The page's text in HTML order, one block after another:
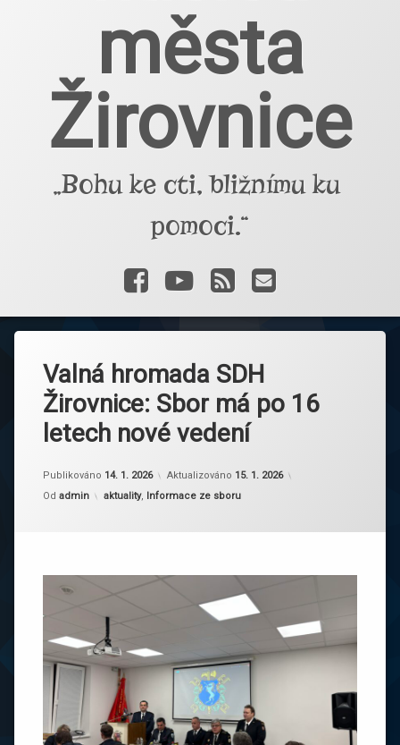
města
Žirovnice
„Bohu ke cti, bližnímu ku
pomoci.“
FacebookYouTube
RSS E-mail
Valná hromada SDH
Žirovnice: Sbor má po 16
letech nové vedení
Publikováno 14. 1. 2026 Aktualizováno 15. 1. 2026
Od admin Kategorie:
aktuality, Informace ze sboru